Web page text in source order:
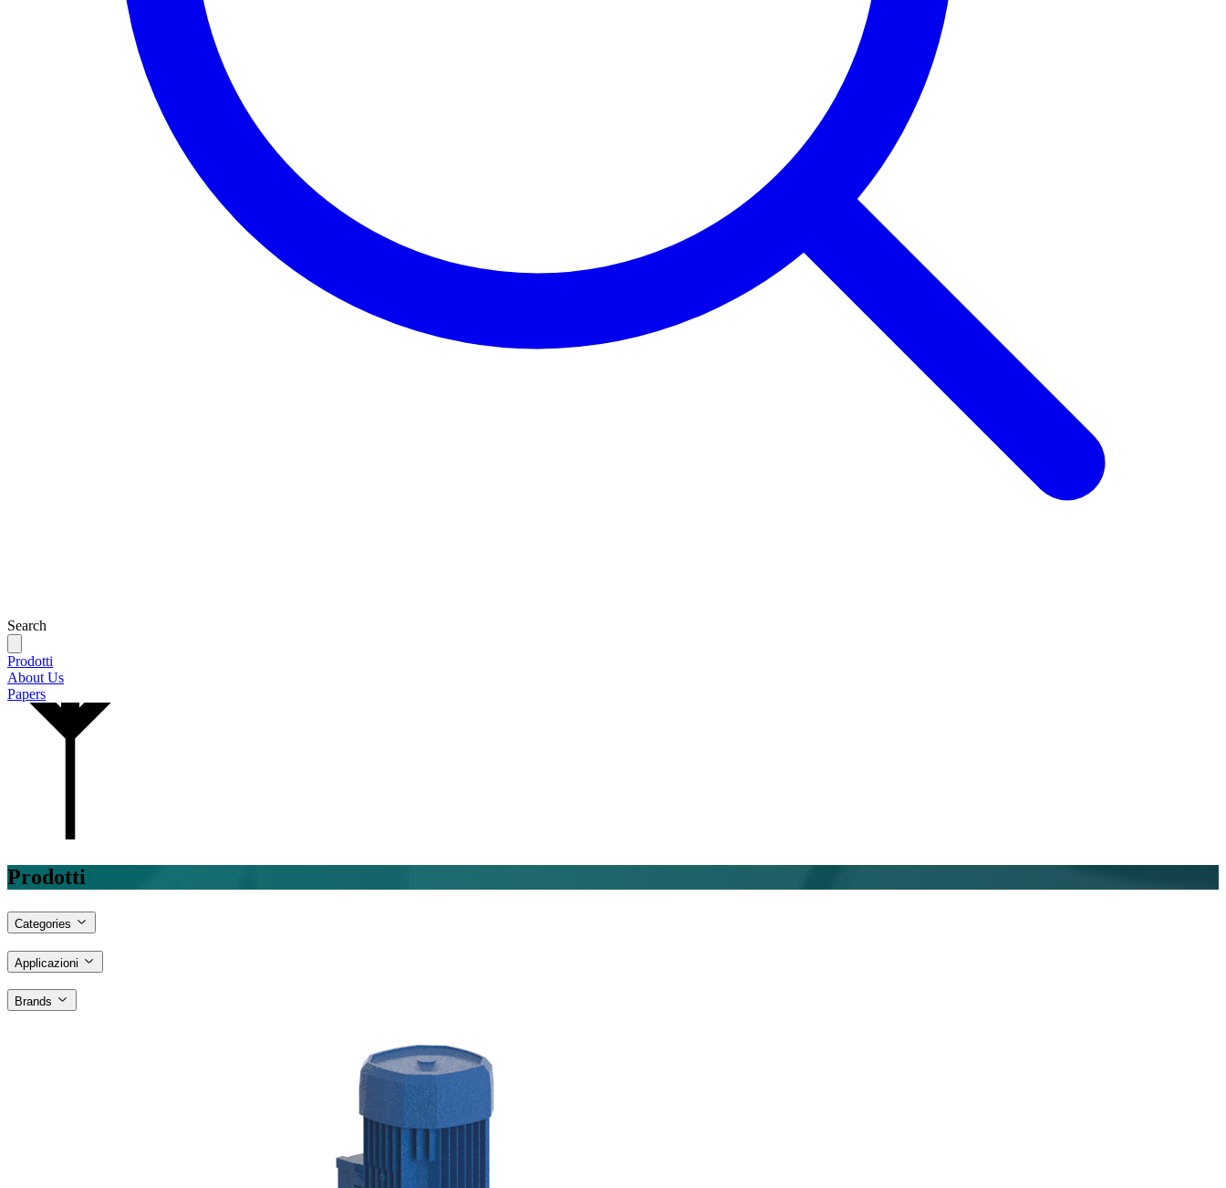
Search
Prodotti
About Us
Papers
Prodotti
Categories
Applicazioni
Brands